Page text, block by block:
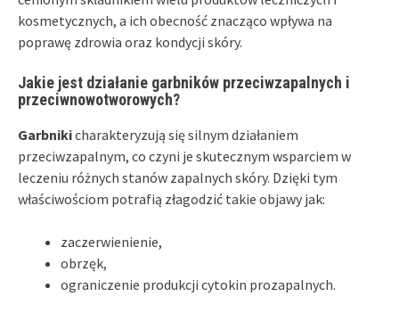
kosmetycznych, a ich obecność znacząco wpływa na
poprawę zdrowia oraz kondycji skóry.
Jakie jest działanie garbników przeciwzapalnych i
przeciwnowotworowych?
Garbnikicharakteryzują się silnym działaniem
przeciwzapalnym, co czyni je skutecznym wsparciem w
leczeniu różnych stanów zapalnych skóry. Dzięki tym
właściwościom potrafią złagodzić takie objawy jak:
zaczerwienienie,
obrzęk,
ograniczenie produkcji cytokin prozapalnych.